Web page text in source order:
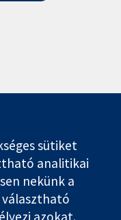
Kapcsolat
Hírek
Sajtóosztály
Rólunk
sütiket
analitikai
nekünk a
azokat.